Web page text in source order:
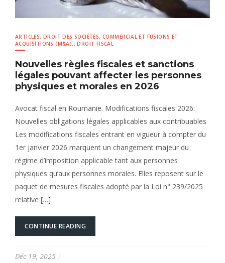
ARTICLES,DROIT DES SOCIÉTÉS, COMMERCIAL ET FUSIONS ET
ACQUISITIONS (M&A). ,DROIT FISCAL
Nouvelles règles fiscales et sanctions
légales pouvant affecter les personnes
physiques et morales en 2026
Avocat fiscal en Roumanie. Modifications fiscales 2026:
Nouvelles obligations légales applicables aux contribuables
Les modifications fiscales entrant en vigueur à compter du
1er janvier 2026 marquent un changement majeur du
régime d’imposition applicable tant aux personnes
physiques qu’aux personnes morales. Elles reposent sur le
paquet de mesures fiscales adopté par la Loi n° 239/2025
relative […]
CONTINUE READING
Déc 19, 2025